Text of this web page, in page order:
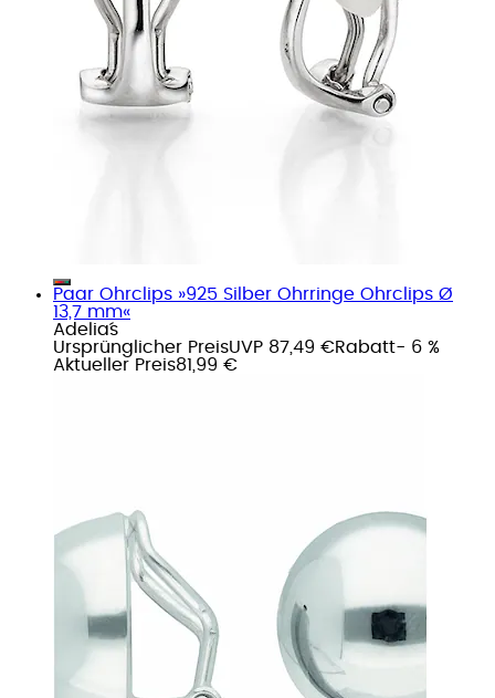
Paar Ohrclips »925 Silber Ohrringe Ohrclips Ø
13,7 mm«
Adelia´s
Ursprünglicher PreisUVP 87,49 €Rabatt- 6 %
Aktueller Preis81,99 €